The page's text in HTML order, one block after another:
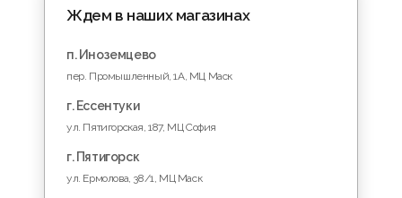
Ждем в наших магазинах
п. Иноземцево
пер. Промышленный, 1A, МЦ Маск
г. Ессентуки
ул. Пятигорская, 187, МЦ София
г. Пятигорск
ул. Ермолова, 38/1, МЦ Маск